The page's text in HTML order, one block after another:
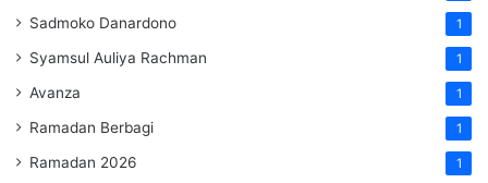
Sadmoko Danardono 1
Syamsul Auliya Rachman 1
Avanza 1
Ramadan Berbagi 1
Ramadan 2026 1